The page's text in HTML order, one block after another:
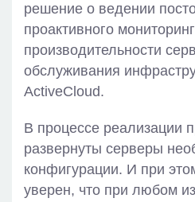
решение о ведении
проактивного
производительности
обслуживания
ActiveCloud.
В процессе реализации
развернуты серверы
конфигурации. И при
уверен, что при любом